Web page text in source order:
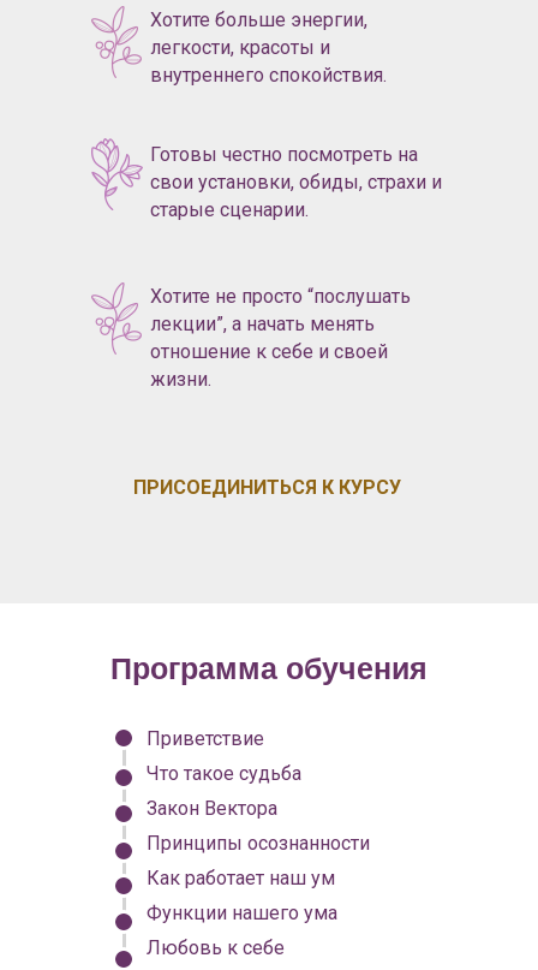
Хотите не просто “послушать
лекции”, а начать менять
отношение к себе и своей
жизни.
Хотите больше энергии,
легкости, красоты и
внутреннего спокойствия.
Готовы честно посмотреть на
свои установки, обиды, страхи и
старые сценарии.
ПРИСОЕДИНИТЬСЯ К КУРСУ
Программа обучения
Приветствие
Что такое судьба
Закон Вектора
Принципы осознанности
Как работает наш ум
Функции нашего ума
Любовь к себе
Пройти обучение